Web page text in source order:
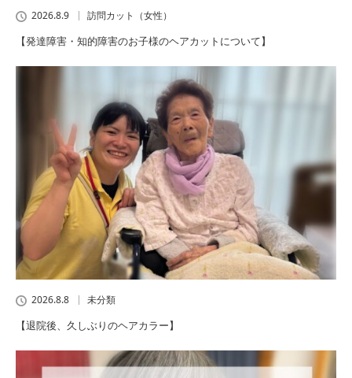
2026.8.9 訪問カット（女性）
【発達障害・知的障害のお子様のヘアカットについて】
2026.8.8 未分類
【退院後、久しぶりのヘアカラー】